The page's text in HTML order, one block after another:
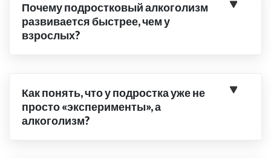
Почему подростковый алкоголизм
развивается быстрее, чем у
взрослых?
Как понять, что у подростка уже не
просто «эксперименты», а
алкоголизм?